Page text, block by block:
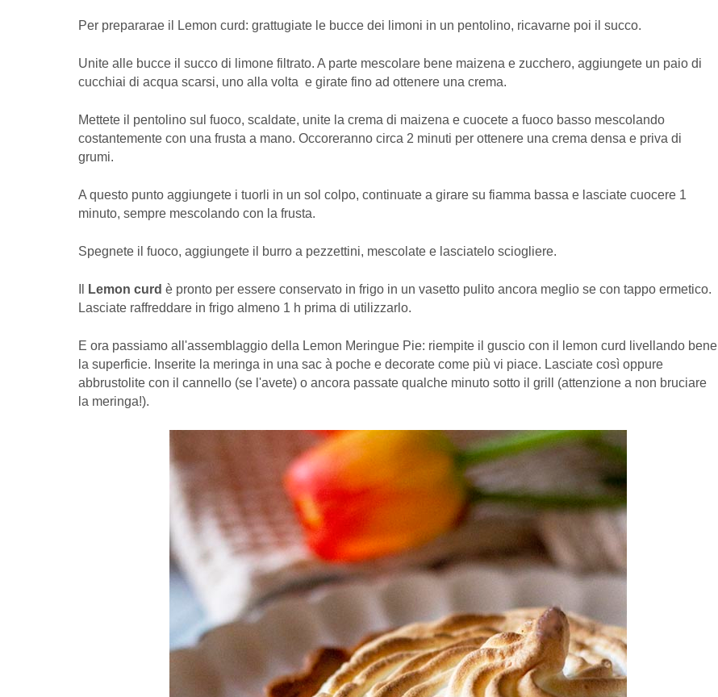
Per prepararae il Lemon curd: grattugiate le bucce dei limoni in un pentolino, ricavarne poi il succo.
Unite alle bucce il succo di limone filtrato. A parte mescolare bene maizena e zucchero, aggiungete un paio di
cucchiai di acqua scarsi, uno alla volta e girate fino ad ottenere una crema.
Mettete il pentolino sul fuoco, scaldate, unite la crema di maizena e cuocete a fuoco basso mescolando
costantemente con una frusta a mano. Occoreranno circa 2 minuti per ottenere una crema densa e priva di
grumi.
A questo punto aggiungete i tuorli in un sol colpo, continuate a girare su fiamma bassa e lasciate cuocere 1
minuto, sempre mescolando con la frusta.
Spegnete il fuoco, aggiungete il burro a pezzettini, mescolate e lasciatelo sciogliere.
Lemon curd è pronto per essere conservato in frigo in un vasetto pulito ancora meglio se con tappo ermetico.
Lasciate raffreddare in frigo almeno 1 h prima di utilizzarlo.
E ora passiamo all'assemblaggio della Lemon Meringue Pie: riempite il guscio con il lemon curd livellando bene
la superficie. Inserite la meringa in una sac à poche e decorate come più vi piace. Lasciate così oppure
abbrustolite con il cannello (se l'avete) o ancora passate qualche minuto sotto il grill (attenzione a non bruciare
la meringa!).